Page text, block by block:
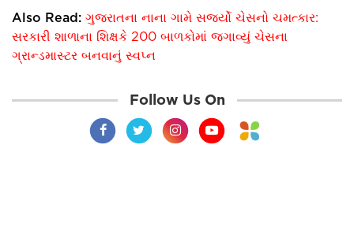
Also Read: ગુજરાતના નાના ગામે સર્જ્યો ચેસનો ચમત્કાર:
સરકારી શાળાના શિક્ષકે 200 બાળકોમાં જગાવ્યું ચેસના
ગ્રાન્ડમાસ્ટર બનવાનું સ્વપ્ન
Follow Us On